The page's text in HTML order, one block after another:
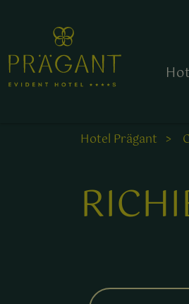
Hotel Prägant